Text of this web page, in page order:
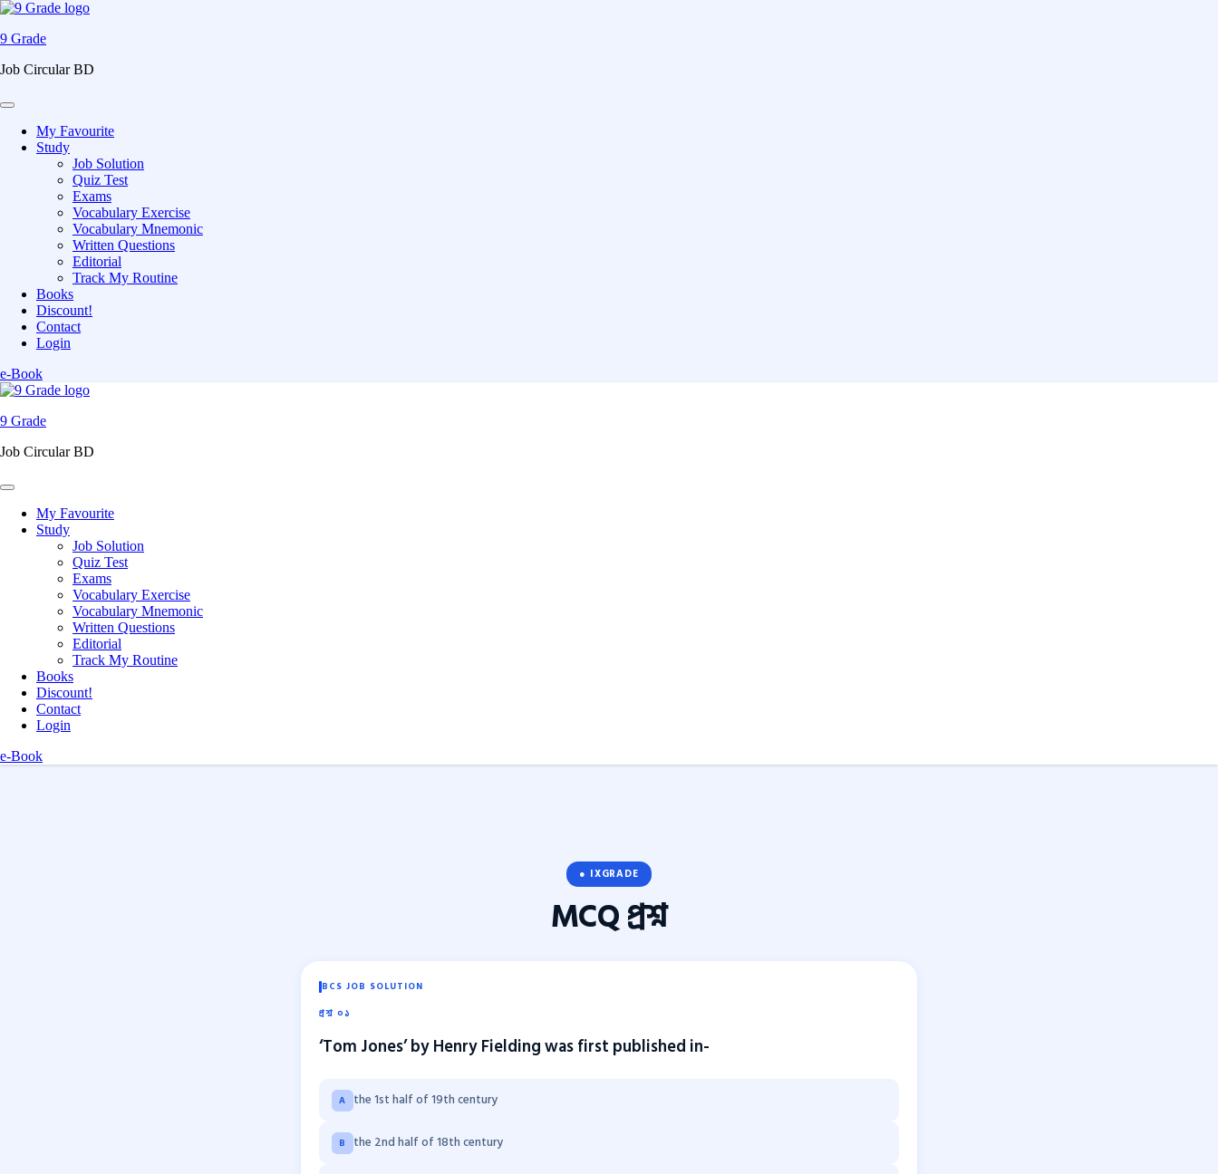
9 Grade
Job Circular BD
My Favourite
Study
Job Solution
Quiz Test
Exams
Vocabulary Exercise
Vocabulary Mnemonic
Written Questions
Editorial
Track My Routine
Books
Discount!
Contact
Login
e-Book
Skip
content
Enter)
9 Grade
Job Circular BD
My Favourite
Study
Job Solution
Quiz Test
Exams
Vocabulary Exercise
Vocabulary Mnemonic
Written Questions
Editorial
Track My Routine
Books
Discount!
Contact
Login
e-Book
● IXGRADE
MCQপ্রশ্ন
BCS JOB SOLUTION
প্রশ্ন ০১
‘Tom Jones’ by Henry Fielding was first published in-
A the 1st half of 19th century
B the 2nd half of 18th century